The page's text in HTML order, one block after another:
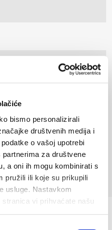
bismo personalizirali
društvenih medija i
o vašoj upotrebi
za društvene
a oni ih mogu kombinirati s
pružili ili koje su prikupili
usluge. Nastavkom
vi prihvaćate našu
2